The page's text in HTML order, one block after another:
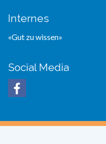
Internes
«Gut zu wissen»
Social Media